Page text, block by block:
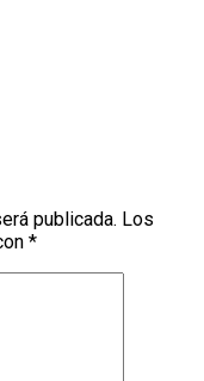
publicada. Los
*